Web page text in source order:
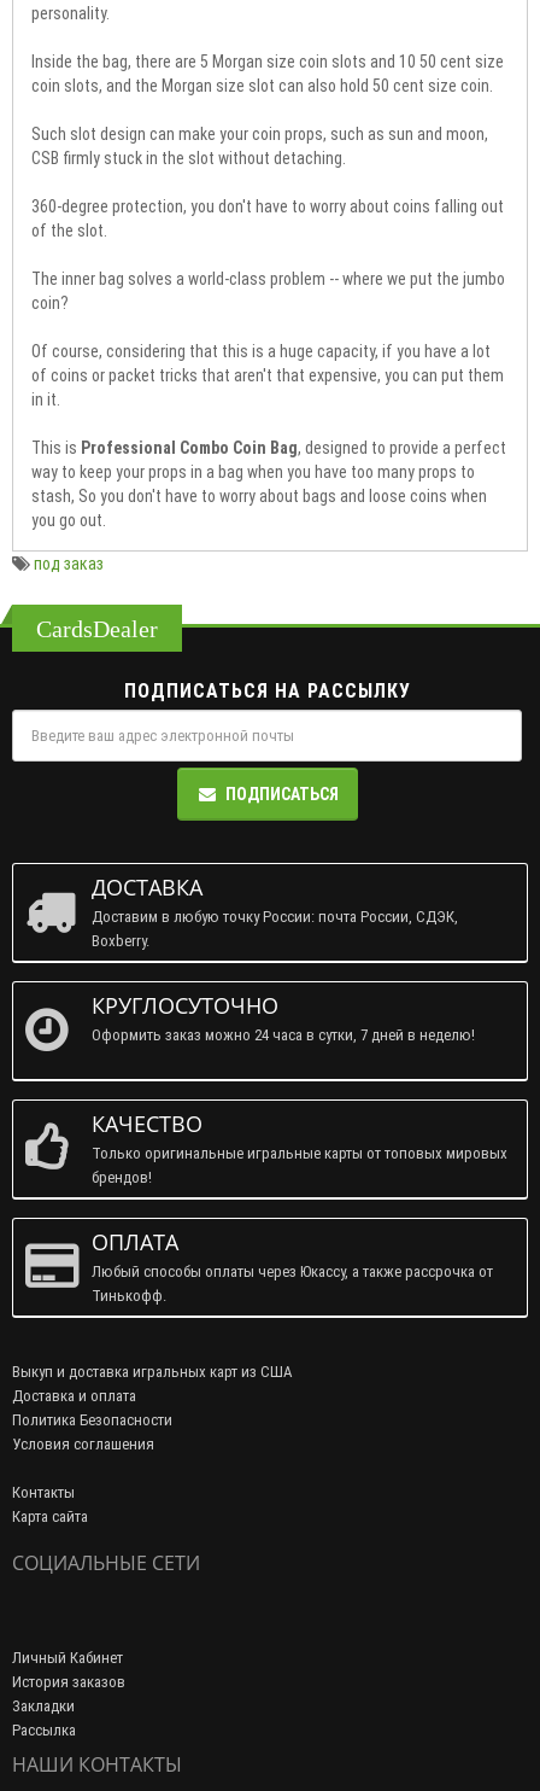
personality.
Inside the bag, there are 5 Morgan size coin slots and 10 50 cent size
coin slots, and the Morgan size slot can also hold 50 cent size coin.
Such slot design can make your coin props, such as sun and moon,
CSB firmly stuck in the slot without detaching.
360-degree protection, you don't have to worry about coins falling out
of the slot.
The inner bag solves a world-class problem -- where we put the jumbo
coin?
Of course, considering that this is a huge capacity, if you have a lot
of coins or packet tricks that aren't that expensive, you can put them
in it.
This is Professional Combo Coin Bag, designed to provide a perfect
way to keep your props in a bag when you have too many props to
stash, So you don't have to worry about bags and loose coins when
you go out.
под заказ
CardsDealer
ПОДПИСАТЬСЯ НА РАССЫЛКУ
ПОДПИСАТЬСЯ
ДОСТАВКА
Доставим в любую точку России: почта России, СДЭК,
Boxberry.
КРУГЛОСУТОЧНО
Оформить заказ можно 24 часа в сутки, 7 дней в неделю!
КАЧЕСТВО
Только оригинальные игральные карты от топовых мировых
брендов!
ОПЛАТА
Любый способы оплаты через Юкассу, а также рассрочка от
Тинькофф.
Выкуп и доставка игральных карт из США
Доставка и оплата
Политика Безопасности
Условия соглашения
Контакты
Карта сайта
СОЦИАЛЬНЫЕ СЕТИ
Личный Кабинет
История заказов
Закладки
Рассылка
НАШИ КОНТАКТЫ